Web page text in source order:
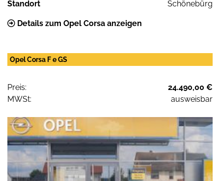
Standort Schönebürg
Details zum Opel Corsa anzeigen
Opel Corsa F e GS
Preis:
24.490,00 €
MWSt:
ausweisbar